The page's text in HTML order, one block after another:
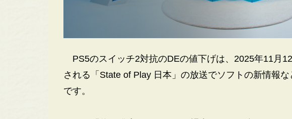
PS5のスイッチ2対抗のDEの値下げは、2025年11月
される「State of Play 日本」の放送でソフトの新情報
です。